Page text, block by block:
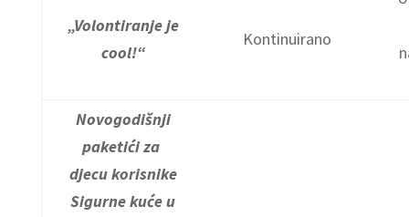
„Volontiranje je
cool!“
Kontinuirano
Novogodišnji
paketići za
djecu korisnike
Sigurne kuće u